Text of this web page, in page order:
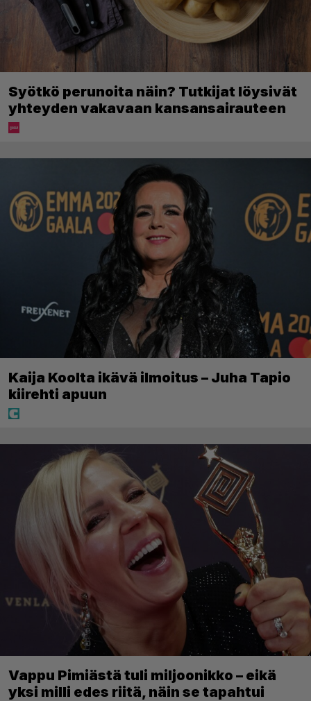
Syötkö perunoita näin? Tutkijat löysivät
yhteyden vakavaan kansansairauteen
Kaija Koolta ikävä ilmoitus – Juha Tapio
kiirehti apuun
Vappu Pimiästä tuli miljoonikko – eikä
yksi milli edes riitä, näin se tapahtui